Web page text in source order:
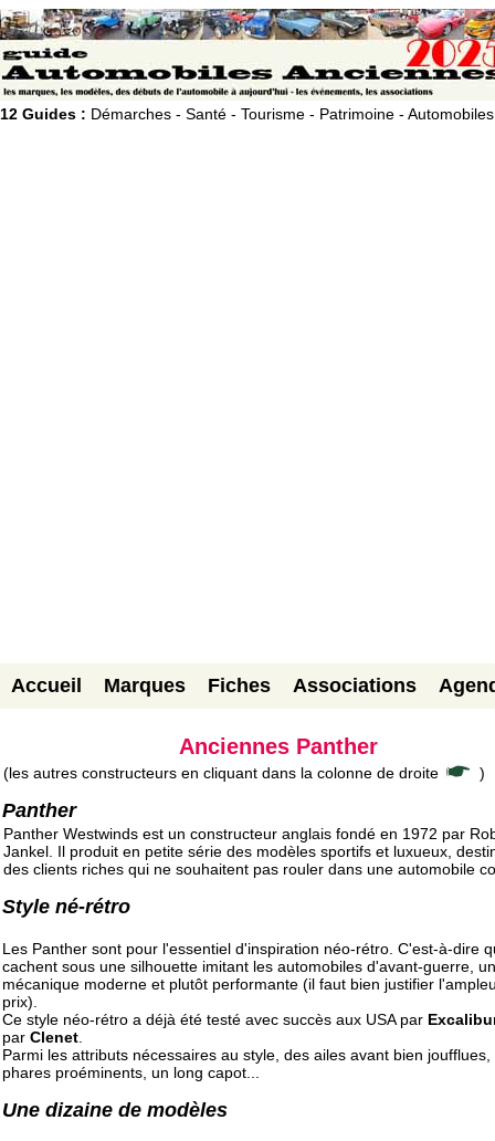
12 Guides : Démarches - Santé - Tourisme - Patrimoine - Automobiles
Accueil Marques Fiches Associations
Anciennes Panther
(les autres constructeurs en cliquant dans la colonne de droite )
Panther
Panther Westwinds est un constructeur anglais fondé en 1972 par
Jankel. Il produit en petite série des modèles sportifs et luxueux,
des clients riches qui ne souhaitent pas rouler dans une automobile
Style né-rétro
Les Panther sont pour l'essentiel d'inspiration néo-rétro. C'est-à-dire
cachent sous une silhouette imitant les automobiles d'avant-guerre,
mécanique moderne et plutôt performante (il faut bien justifier
prix).
Ce style néo-rétro a déjà été testé avec succès aux USA par
par Clenet
Parmi les attributs nécessaires au style, des ailes avant bien joufflues,
phares proéminents, un long capot...
Une dizaine de modèles